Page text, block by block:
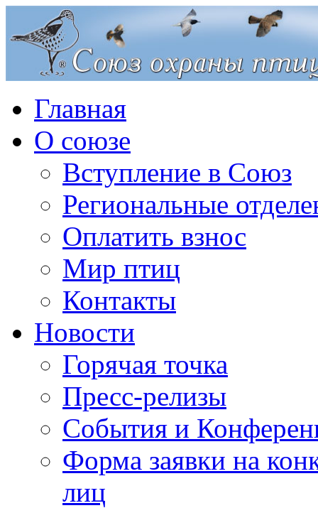
Главная
О союзе
Вступление в Союз
Региональные
Оплатить взнос
Мир птиц
Контакты
Новости
Горячая точка
Пресс-релизы
События и
Форма заявки на
лиц